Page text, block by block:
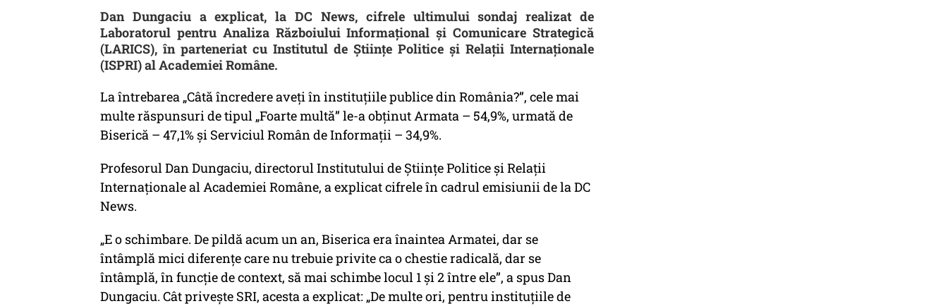
Dan Dungaciu a explicat, la DC News, cifrele ultimului sondaj realizat de
Laboratorul pentru Analiza Războiului Informaţional şi Comunicare Strategică
(LARICS), în parteneriat cu Institutul de Ştiinţe Politice şi Relaţii Internaţionale
(ISPRI) al Academiei Române.
La întrebarea „Câtă încredere aveţi în instituţiile publice din România?”, cele mai
multe răspunsuri de tipul „Foarte multă” le-a obţinut Armata – 54,9%, urmată de
Biserică – 47,1% şi Serviciul Român de Informaţii – 34,9%.
Profesorul Dan Dungaciu, directorul Institutului de Științe Politice și Relații
Internaționale al Academiei Române, a explicat cifrele în cadrul emisiunii de la DC
News.
„E o schimbare. De pildă acum un an, Biserica era înaintea Armatei, dar se
întâmplă mici diferenţe care nu trebuie privite ca o chestie radicală, dar se
întâmplă, în funcţie de context, să mai schimbe locul 1 şi 2 între ele”, a spus Dan
Dungaciu. Cât priveşte SRI, acesta a explicat: „De multe ori, pentru instituţiile de